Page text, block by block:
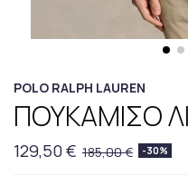
POLO RALPH LAUREN
ΠΟΥΚΑΜΙΣΟ
129,50 € 185,00 € -30%